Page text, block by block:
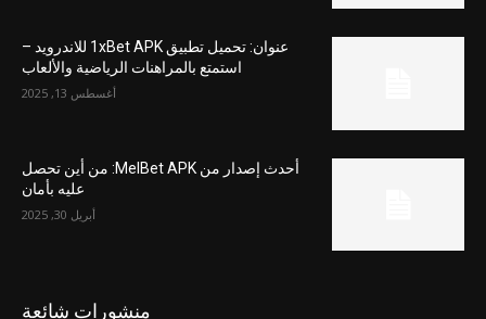
عنوان: تحميل تطبيق 1xBet APK للاندرويد –
استمتع بالمراهنات الرياضية والألعاب
أغسطس 13, 2025
أحدث إصدار من MelBet APK: من أين تحصل
عليه بأمان
أبريل 30, 2025
منشورات شائعة